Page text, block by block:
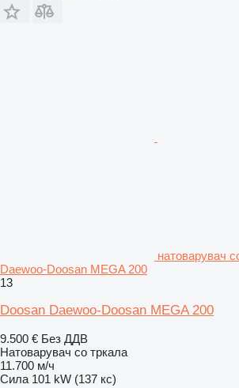
натоварувач
Daewoo-Doosan MEGA 200
13
Doosan Daewoo-Doosan MEGA 200
9.500 € Без ДДВ
Натоварувач со тркала
11.700 м/ч
Сила 101 kW (137 кс)